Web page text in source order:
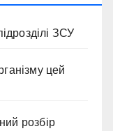
ЗСУ
цей
розбір